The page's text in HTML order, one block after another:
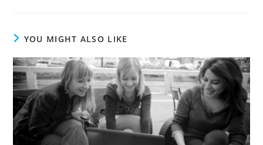
YOU MIGHT ALSO LIKE